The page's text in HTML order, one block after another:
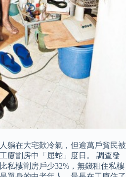
躺在大宅歎冷氣，但逾萬戶貧民被
廈劏房中「屈蛇」度日。 調查發
私樓劏房戶少32%，無錢租住私樓